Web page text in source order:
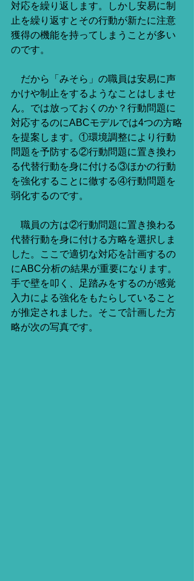
対応を繰り返します。しかし安易に制
止を繰り返すとその行動が新たに注意
獲得の機能を持ってしまうことが多い
のです。
だから「みそら」の職員は安易に声
かけや制止をするようなことはしませ
ん。では放っておくのか？行動問題に
対応するのにABCモデルでは4つの方略
を提案します。①環境調整により行動
問題を予防する②行動問題に置き換わ
る代替行動を身に付ける③ほかの行動
を強化することに徹する④行動問題を
弱化するのです。
職員の方は②行動問題に置き換わる
代替行動を身に付ける方略を選択しま
した。ここで適切な対応を計画するの
にABC分析の結果が重要になります。
手で壁を叩く、足踏みをするのが感覚
入力による強化をもたらしていること
が推定されました。そこで計画した方
略が次の写真です。